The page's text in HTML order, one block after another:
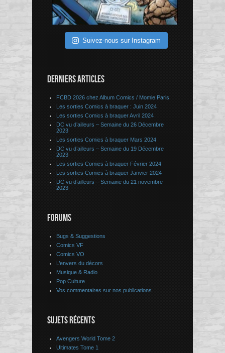
Suivez-nous sur Instagram
DERNIERS ARTICLES
FCBD 2026 chez Album Comics / Momie Paris
Les sorties Comics à braquer : Juin 2024
Les sorties Comics à braquer Avril 2024
DC vu d’ailleurs – Semaine du 26 Décembre
2023
Les sorties Comics à braquer Mars 2024
DC vu d’ailleurs – Semaine du 19 Décembre
2023
Les sorties Comics à braquer Février 2024
Les sorties Comics à braquer Janvier 2024
DC vu d’ailleurs – Semaine du 21 novembre
2023
FORUMS
Bugs & Suggestions
Comics VF
Comics VO
L’envers du décors
Musique & Radio
Pop Culture
Vos commentaires sur nos publications
SUJETS RÉCENTS
Avengers World Tome 2
Ultimates Tome 1